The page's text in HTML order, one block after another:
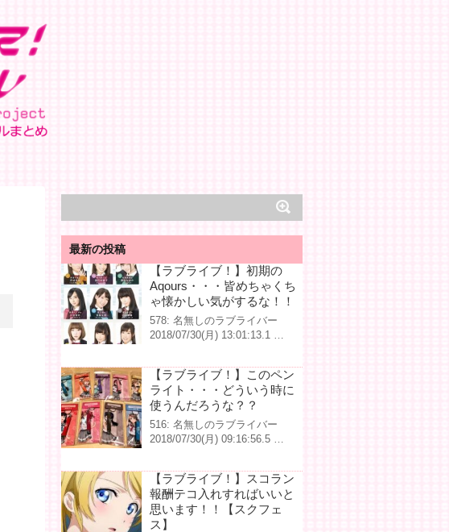
最新の投稿
【ラブライブ！】初期の
Aqours・・・皆めちゃくち
ゃ懐かしい気がするな！！
578: 名無しのラブライバー
2018/07/30(月) 13:01:13.1 …
【ラブライブ！】このペン
ライト・・・どういう時に
使うんだろうな？？
516: 名無しのラブライバー
2018/07/30(月) 09:16:56.5 …
【ラブライブ！】スコラン
報酬テコ入れすればいいと
思います！！【スクフェ
ス】